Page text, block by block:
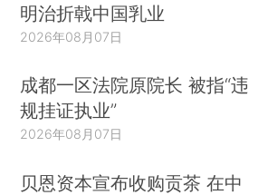
明治折戟中国乳业
2026年08月07日
成都一区法院原院长 被指“违
规挂证执业”
2026年08月07日
贝恩资本宣布收购贡茶 在中